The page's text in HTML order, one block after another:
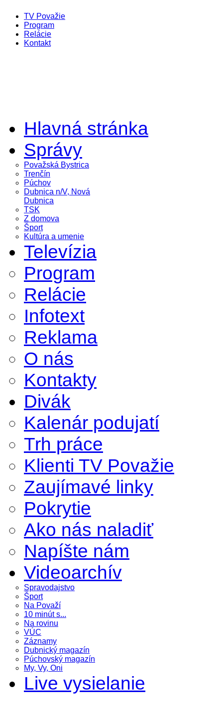
TV Považie
Program
Relácie
Kontakt
Hlavná stránka
Správy
Považská Bystrica
Trenčín
Púchov
Dubnica n/V, Nová
Dubnica
TSK
Z domova
Šport
Kultúra a umenie
Televízia
Program
Relácie
Infotext
Reklama
O nás
Kontakty
Divák
Kalenár podujatí
Trh práce
Klienti TV Považie
Zaujímavé linky
Pokrytie
Ako nás naladiť
Napíšte nám
Videoarchív
Spravodajstvo
Šport
Na Považí
10 minút s...
Na rovinu
VÚC
Záznamy
Dubnický magazín
Púchovský magazín
My, Vy, Oni
Live vysielanie